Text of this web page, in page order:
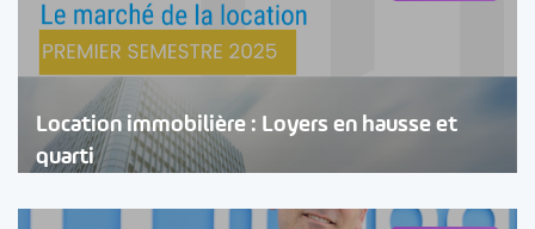
Location immobilière : Loyers en hausse et
quarti